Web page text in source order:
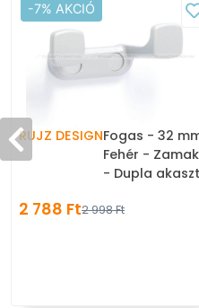
-7% AKCIÓ
RUJZ DESIGNFogas - 32
Fehér -
- Dupla
2 788 Ft2 998 Ft